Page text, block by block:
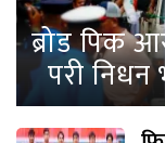
ब्रोड पिक
परी